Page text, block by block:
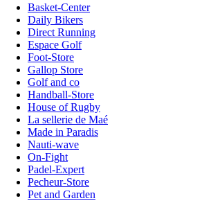
Basket-Center
Daily Bikers
Direct Running
Espace Golf
Foot-Store
Gallop Store
Golf and co
Handball-Store
House of Rugby
La sellerie de Maé
Made in Paradis
Nauti-wave
On-Fight
Padel-Expert
Pecheur-Store
Pet and Garden